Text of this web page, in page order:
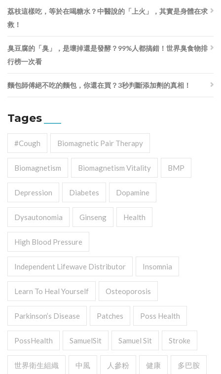
荔枝這樣吃，等於在喝糖水？中醫說的「上火」，其實是身體在求
救！
臭豆腐的「臭」，是壞掉還是發酵？99%人都搞錯！世界臭食物排
行榜一次看
麵包師傅絕不吃的麵包，你還在買？3秒判斷添加劑的真相！
Tages
#cough Biomagnetic Pair Therapy
Biomagnetism Biomagnetism Vitality BMP
Depression Diabetes Dopamine
Dysautonomia Ginseng Health
High Blood Pressure
Independent Lifewave Distributor Insomnia
Learn To Heal Yourself Osteoporosis
Parkinson’s Disease Patches Poss Health
PossHealth SamuelSit Samuel Sit Stroke
世界衛生組織 中風 人參粉 健康 多巴胺